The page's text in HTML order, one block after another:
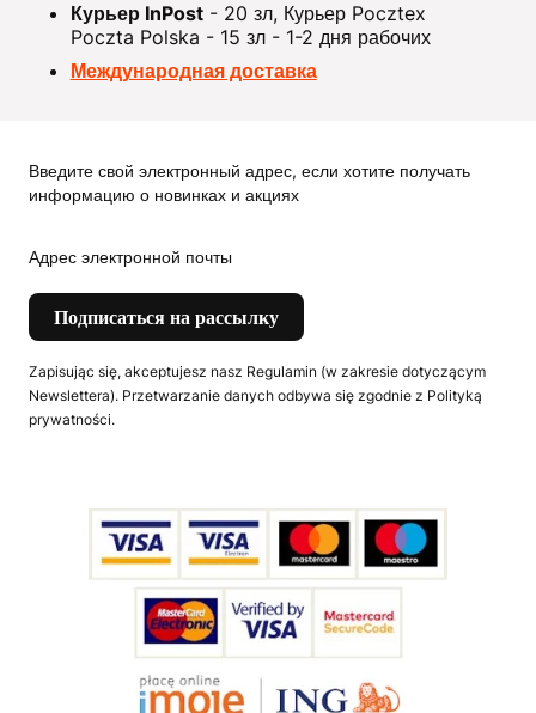
Курьер InPost- 20 зл, Курьер Pocztex
Poczta Polska - 15 зл - 1-2 дня рабочих
Международная доставка
Введите свой электронный адрес, если хотите получать
информацию о новинках и акциях
Адрес электронной почты
Подписаться на рассылку
Zapisując się, akceptujesz nasz Regulamin (w zakresie dotyczącym
Newslettera). Przetwarzanie danych odbywa się zgodnie z Polityką
prywatności.